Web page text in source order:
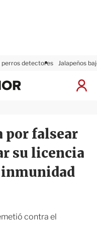
perros detectores Jalapeños
I
S
x
i
r
por falsear
su licencia
inmunidad
contra el